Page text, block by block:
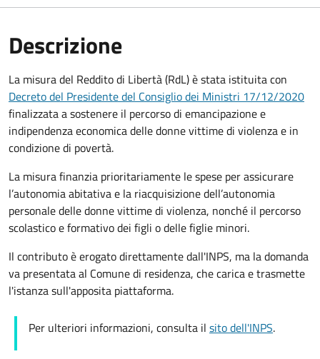
Descrizione
La misura del Reddito di Libertà (RdL) è stata istituita con
Decreto del Presidente del Consiglio dei Ministri 17/12/2020
finalizzata a sostenere il percorso di emancipazione e
indipendenza economica delle donne vittime di violenza e in
condizione di povertà.
La misura finanzia prioritariamente le spese per assicurare
l’autonomia abitativa e la riacquisizione dell’autonomia
personale delle donne vittime di violenza, nonché il percorso
scolastico e formativo dei figli o delle figlie minori.
Il contributo è erogato direttamente dall'INPS, ma la domanda
va presentata al Comune di residenza, che carica e trasmette
l'istanza sull'apposita piattaforma.
Per ulteriori informazioni, consulta il sito dell'INPS.